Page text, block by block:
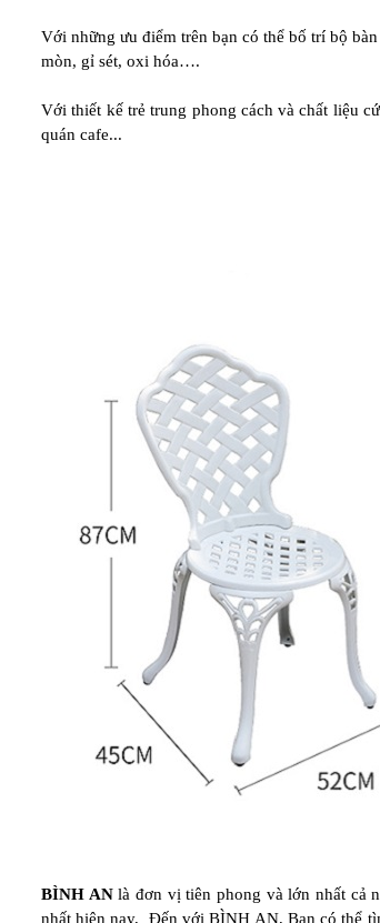
Với những ưu điểm trên bạn có thể bố trí bộ
mòn, gỉ sét, oxi hóa….
Với thiết kế trẻ trung phong cách và chất liệu
quán cafe...
BÌNH ANlà đơn vị tiên phong và lớn nhất cả
nhất hiện nay, Đến với BÌNH AN, Bạn có thể